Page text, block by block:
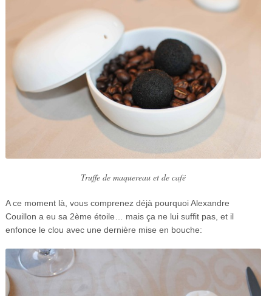
Truffe de maquereau et de café
A ce moment là, vous comprenez déjà pourquoi Alexandre
Couillon a eu sa 2ème étoile… mais ça ne lui suffit pas, et il
enfonce le clou avec une dernière mise en bouche: